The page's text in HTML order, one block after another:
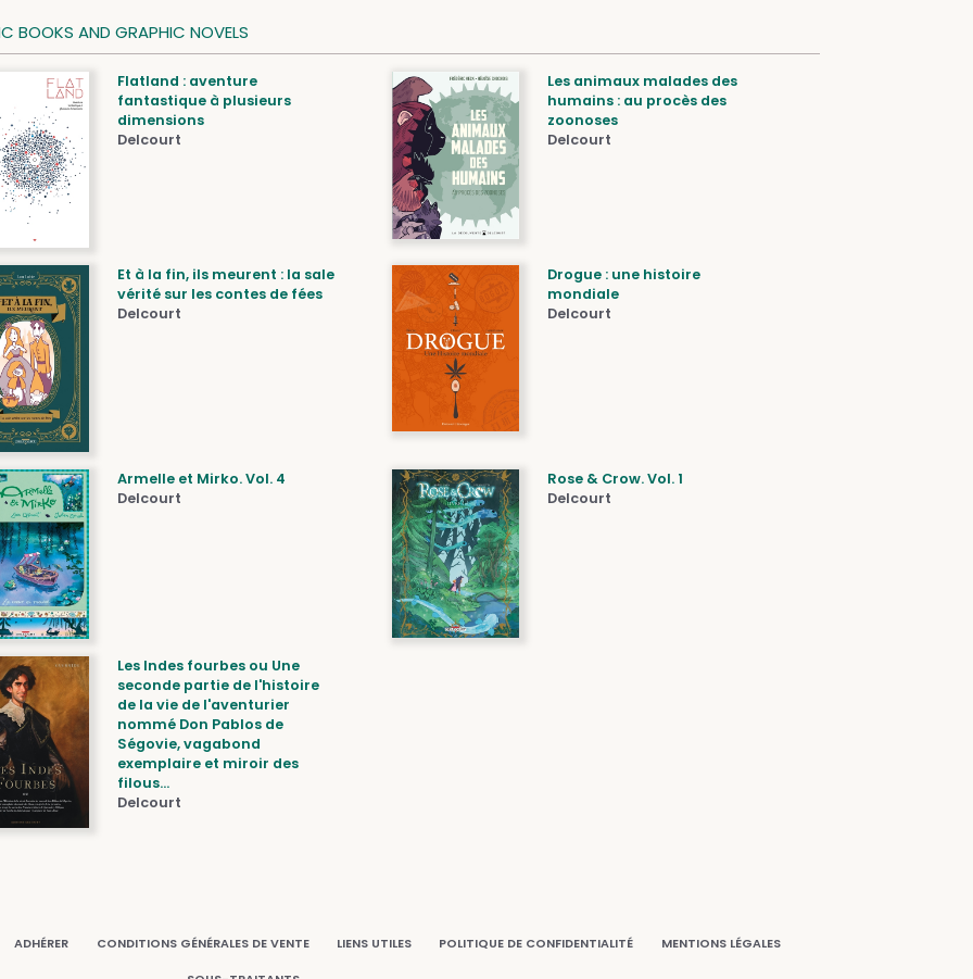
BOOKS AND GRAPHIC NOVELS
Flatland : aventure
fantastique à plusieurs
dimensions
Delcourt
Les animaux malades des
humains : au procès des
zoonoses
Delcourt
Et à la fin, ils meurent : la sale
vérité sur les contes de fées
Delcourt
Drogue : une histoire
mondiale
Delcourt
Armelle et Mirko. Vol. 4
Delcourt
Rose & Crow. Vol. 1
Delcourt
Les Indes fourbes ou Une
seconde partie de l'histoire
de la vie de l'aventurier
nommé Don Pablos de
Ségovie, vagabond
exemplaire et miroir des
filous...
Delcourt
ADHÉRER CONDITIONS GÉNÉRALES DE VENTE LIENS UTILES POLITIQUE DE CONFIDENTIALITÉ MENTIONS LÉGALES